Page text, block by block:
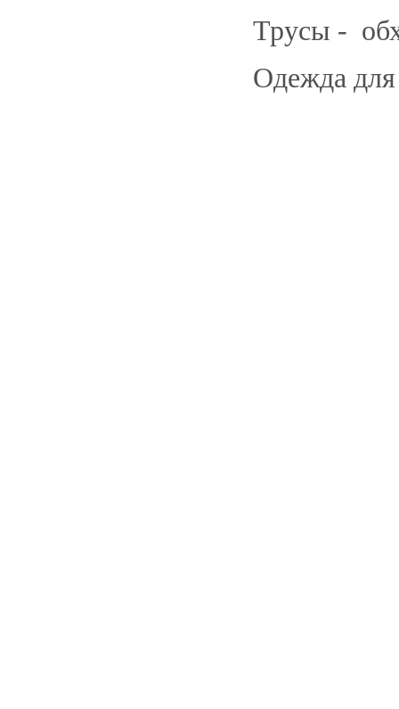
Трусы -
Одежда для